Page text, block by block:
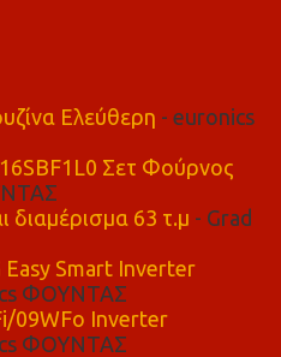
Ελεύθερη - euronics
Σετ Φούρνος
διαμέρισμα 63 τ.μ - Grad
Easy Smart Inverter
ΦΟΥΝΤΑΣ
09WFo Inverter
ΦΟΥΝΤΑΣ